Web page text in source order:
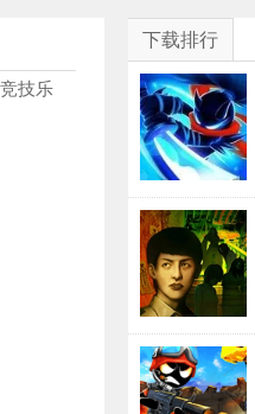
技乐
下载排行